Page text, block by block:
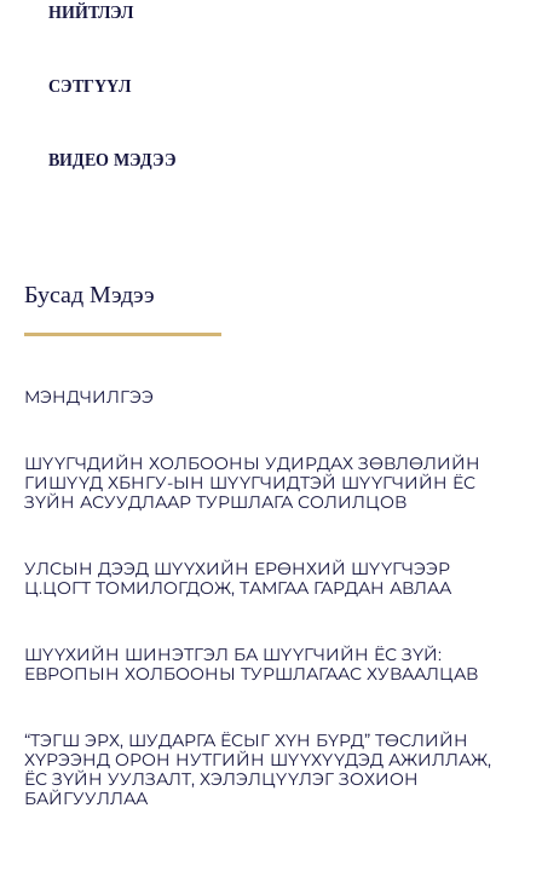
НИЙТЛЭЛ
СЭТГҮҮЛ
ВИДЕО МЭДЭЭ
Бусад Мэдээ
МЭНДЧИЛГЭЭ
ШҮҮГЧДИЙН ХОЛБООНЫ УДИРДАХ ЗӨВЛӨЛИЙН
ГИШҮҮД ХБНГУ-ЫН ШҮҮГЧИДТЭЙ ШҮҮГЧИЙН ЁС
ЗҮЙН АСУУДЛААР ТУРШЛАГА СОЛИЛЦОВ
УЛСЫН ДЭЭД ШҮҮХИЙН ЕРӨНХИЙ ШҮҮГЧЭЭР
Ц.ЦОГТ ТОМИЛОГДОЖ, ТАМГАА ГАРДАН АВЛАА
ШҮҮХИЙН ШИНЭТГЭЛ БА ШҮҮГЧИЙН ЁС ЗҮЙ:
ЕВРОПЫН ХОЛБООНЫ ТУРШЛАГААС ХУВААЛЦАВ
“ТЭГШ ЭРХ, ШУДАРГА ЁСЫГ ХҮН БҮРД” ТӨСЛИЙН
ХҮРЭЭНД ОРОН НУТГИЙН ШҮҮХҮҮДЭД АЖИЛЛАЖ,
ЁС ЗҮЙН УУЛЗАЛТ, ХЭЛЭЛЦҮҮЛЭГ ЗОХИОН
БАЙГУУЛЛАА